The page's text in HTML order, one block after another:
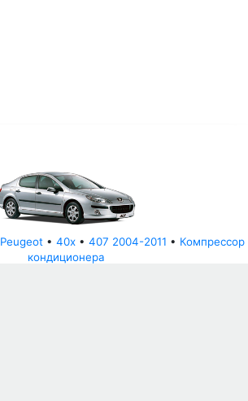
Peugeot • 40x • 407 2004-2011 • Компрессор
кондиционера